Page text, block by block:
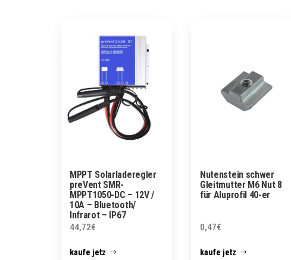
MPPT Solarladeregler
preVent SMR-
MPPT1050-DC – 12V /
10A – Bluetooth/
Infrarot – IP67
44,72€
kaufe jetz
Nutenstein schwer
Gleitmutter M6 Nut 8
für Aluprofil 40-er
0,47€
kaufe jetz